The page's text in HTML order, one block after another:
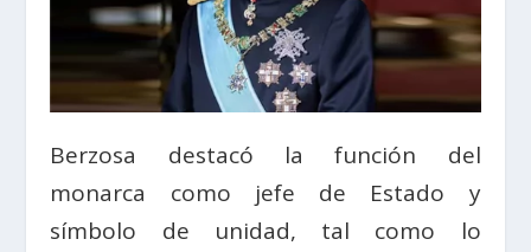
Berzosa destacó la función del
monarca como jefe de Estado y
símbolo de unidad, tal como lo